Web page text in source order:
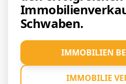
Schwaben.
IMMOBILIEN
IMMOBILIE